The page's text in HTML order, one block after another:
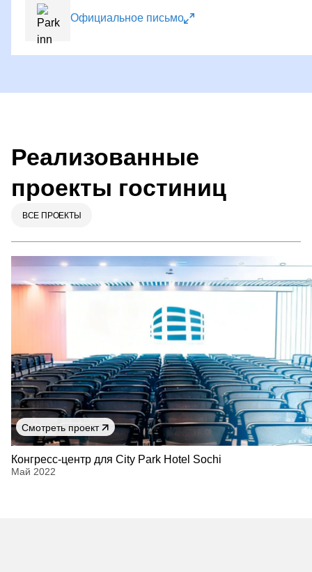
Официальное письмо
Реализованные
проекты гостиниц
ВСЕ ПРОЕКТЫ
Смотреть проект
Конгресс-центр для City Park Hotel Sochi
Май 2022